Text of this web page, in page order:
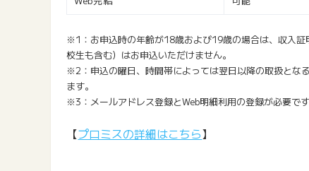
※1：お申込時の年齢が18歳および19歳の場合は、収入
校生も含む）はお申込いただけません。
※2：申込の曜日、時間帯によっては翌日以降の取扱とな
ます。
※3：メールアドレス登録とWeb明細利用の登録が必要です
【プロミスの詳細はこちら】